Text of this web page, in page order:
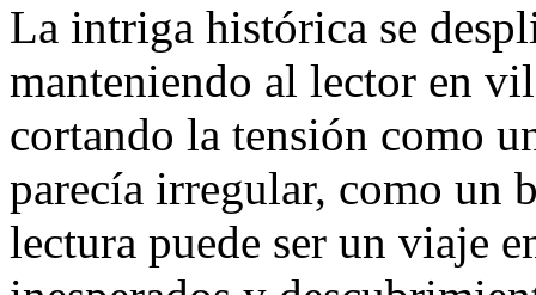
La intriga histórica se
manteniendo al lector en
cortando la tensión como
parecía irregular, como un
lectura puede ser un viaje